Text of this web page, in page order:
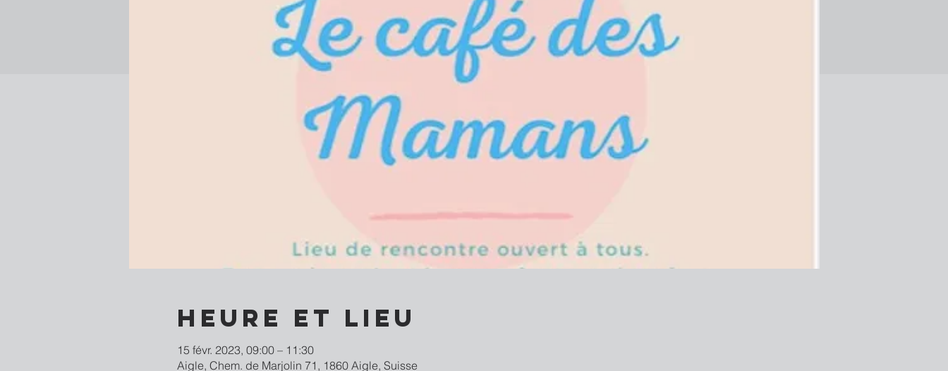
Heure et lieu
15 févr. 2023, 09:00 – 11:30
Aigle, Chem. de Marjolin 71, 1860 Aigle, Suisse